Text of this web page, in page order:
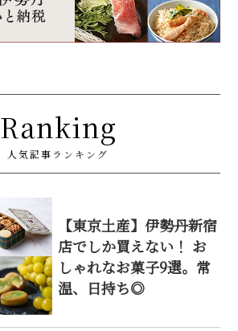
Ranking
人気記事ランキング
【東京土産】伊勢丹新宿
店でしか買えない！ お
しゃれなお菓子9選。常
温、日持ち◎